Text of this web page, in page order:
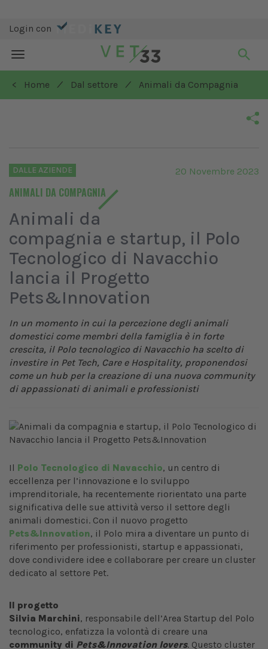
Login con
Toggle
navigation
< Home
/ Dal settore / Animali da Compagnia
DALLE AZIENDE
ANIMALI DA COMPAGNIA
20 Novembre 2023
Animali da
compagnia e startup, il Polo
Tecnologico di Navacchio
lancia il Progetto
Pets&Innovation
In un momento in cui la percezione degli animali
domestici come membri della famiglia è in forte
crescita, il Polo tecnologico di Navacchio ha scelto di
investire in Pet Tech, Care e Hospitality, proponendosi
come un hub per la creazione di una nuova community
di appassionati di animali e professionisti
Il Polo Tecnologico di Navacchio, un centro di
eccellenza per l’innovazione e lo sviluppo
imprenditoriale, ha recentemente riorientato una parte
significativa delle sue attività verso il settore degli
animali domestici. Con il nuovo progetto
Pets&Innovation, il Polo mira a diventare un punto di
riferimento per professionisti, startup e appassionati,
dove condividere idee e collaborare per creare un cluster
dedicato al settore Pet.
Il progetto
Silvia Marchini, responsabile dell’Area Startup del Polo
tecnologico, enfatizza la volontà di creare una
community di Pets&Innovation lovers. Questo cluster